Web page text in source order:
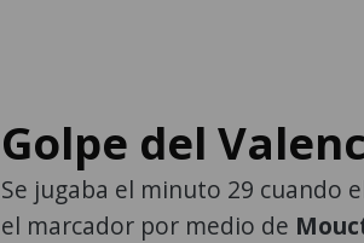
Golpe del
Se jugaba el minuto 29 cuando
el marcador por medio de